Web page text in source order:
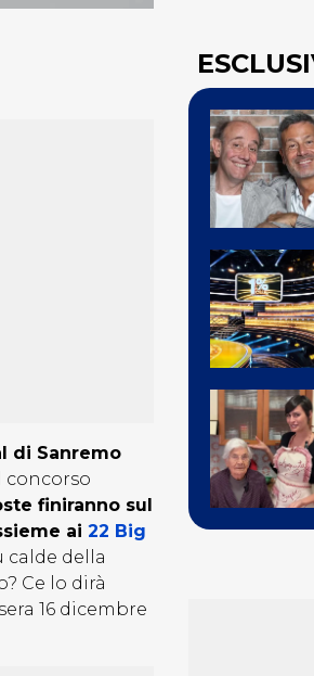
di Sanremo
concorso
finiranno sul
ai 22 Big
calde della
Ce lo dirà
16 dicembre